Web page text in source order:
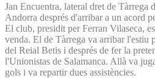
Jan Encuentra, lateral dret de
Andorra després d'arribar a un acord
El club, presidit per Ferran Vilaseca,
venda. El de Tàrrega va arribar l'estiu
del Reial Betis i després de fer la
l'Unionistas de Salamanca. Allà va
gols i va repartir dues assistències.